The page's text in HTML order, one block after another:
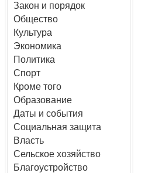
Закон и порядок
Общество
Культура
Экономика
Политика
Спорт
Кроме того
Образование
Даты и события
Социальная защита
Власть
Сельское хозяйство
Благоустройство